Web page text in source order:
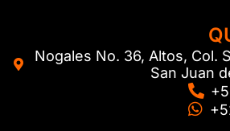
Nogales No. 36, Altos, Col.
San Juan